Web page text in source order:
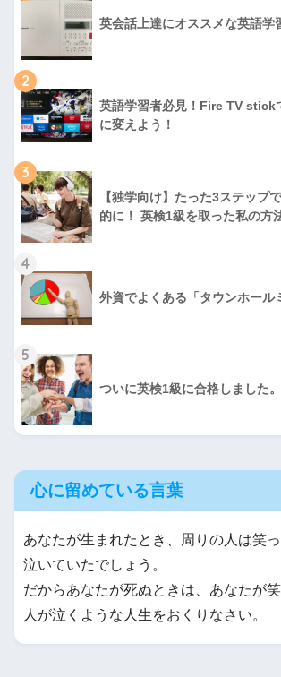
英会話上達にオススメな英語学
2
英語学習者必見！Fire TV stick
に変えよう！
3
【独学向け】たった3ステップ
的に！ 英検1級を取った私の方
4
外資でよくある「タウンホール
5
ついに英検1級に合格しました。
心に留めている言葉
あなたが生まれたとき、周りの人は笑
泣いていたでしょう。
だからあなたが死ぬときは、あなたが
人が泣くような人生をおくりなさい。